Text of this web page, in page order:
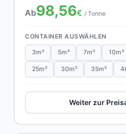
Ab98,56€ / Tonne
CONTAINER AUSWÄHLEN
3m³ 5m³ 7m³ 10m³
25m³ 30m³ 35m³
Weiter zur